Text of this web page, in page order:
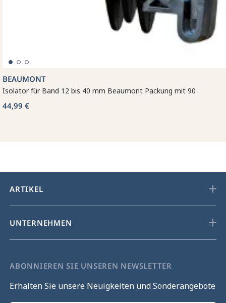
BEAUMONT
Isolator für Band 12 bis 40 mm Beaumont Packung mit 90
44,99 €
ARTIKEL
UNTERNEHMEN
ABONNIEREN SIE UNSEREN NEWSLETTER
Erhalten Sie unsere Neuigkeiten und Sonderangebote